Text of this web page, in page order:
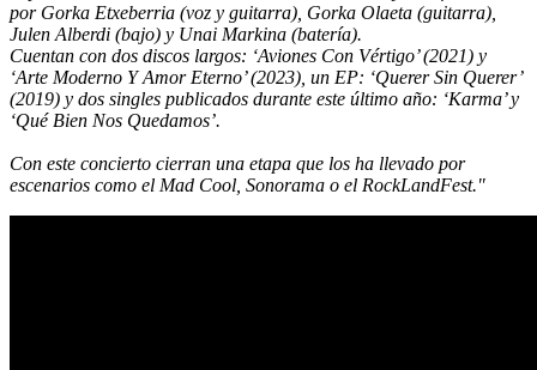
por Gorka Etxeberria (voz y guitarra), Gorka Olaeta (guitarra),
Julen Alberdi (bajo) y Unai Markina (batería).
Cuentan con dos discos largos: ‘Aviones Con Vértigo’ (2021) y
‘Arte Moderno Y Amor Eterno’ (2023), un EP: ‘Querer Sin Querer’
(2019) y dos singles publicados durante este último año: ‘Karma’ y
‘Qué Bien Nos Quedamos’.
Con este concierto cierran una etapa que los ha llevado por
escenarios como el Mad Cool, Sonorama o el RockLandFest."